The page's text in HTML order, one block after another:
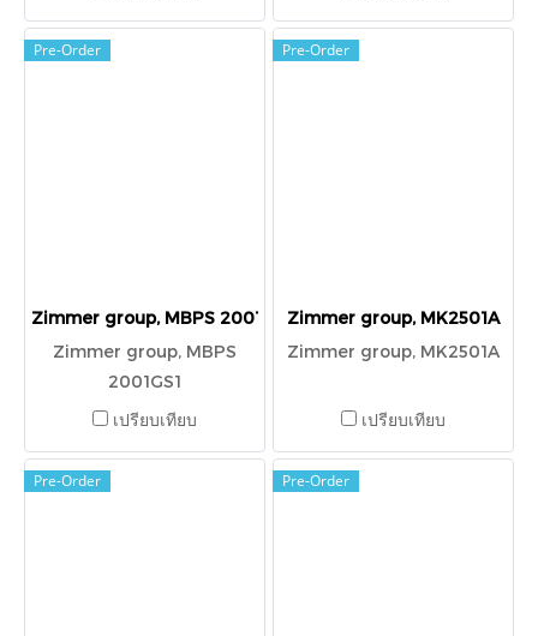
Pre-Order
Zimmer group, MBPS 2001GS1
Zimmer group, MBPS
2001GS1
เปรียบเทียบ
Pre-Order
Zimmer group, MK2501A
Zimmer group, MK2501A
เปรียบเทียบ
Pre-Order Pre-Order